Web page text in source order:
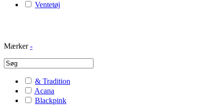
Ventetøj
Mærker -
& Tradition
Acana
Blackpink